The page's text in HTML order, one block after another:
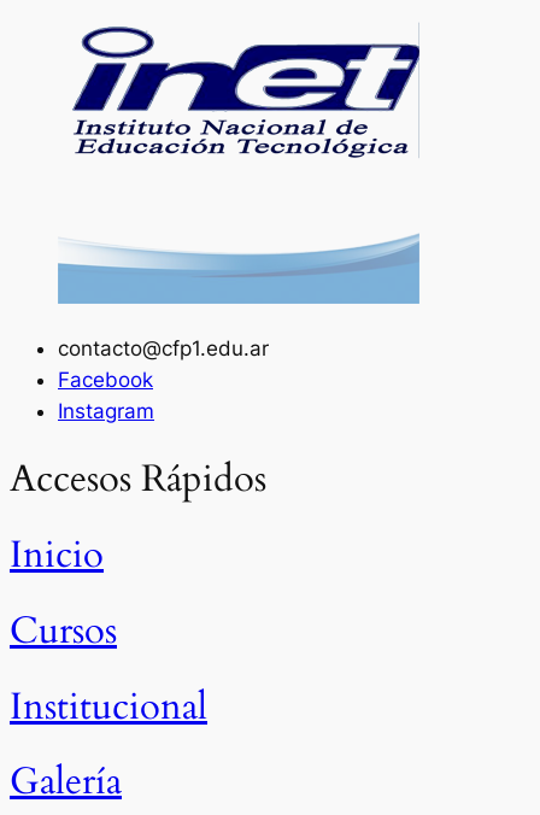
contacto@cfp1.edu.ar
Facebook
Instagram
Accesos Rápidos
Inicio
Cursos
Institucional
Galería